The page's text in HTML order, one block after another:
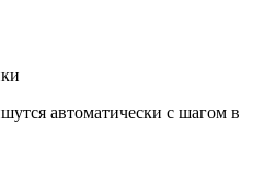
автоматически с шагом в